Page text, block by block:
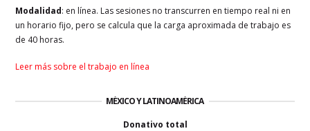
Modalidad: en línea. Las sesiones no transcurren en tiempo real ni en
un horario fijo, pero se calcula que la carga aproximada de trabajo es
de 40 horas.
Leer más sobre el trabajo en línea
MÉXICO Y LATINOAMÉRICA
Donativo total